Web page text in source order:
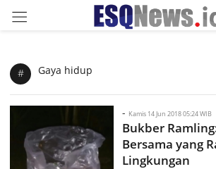
# Gaya hidup
- Kamis 14 Jun 2018 05:24 WIB
Bukber
Bersama yang
Lingkungan